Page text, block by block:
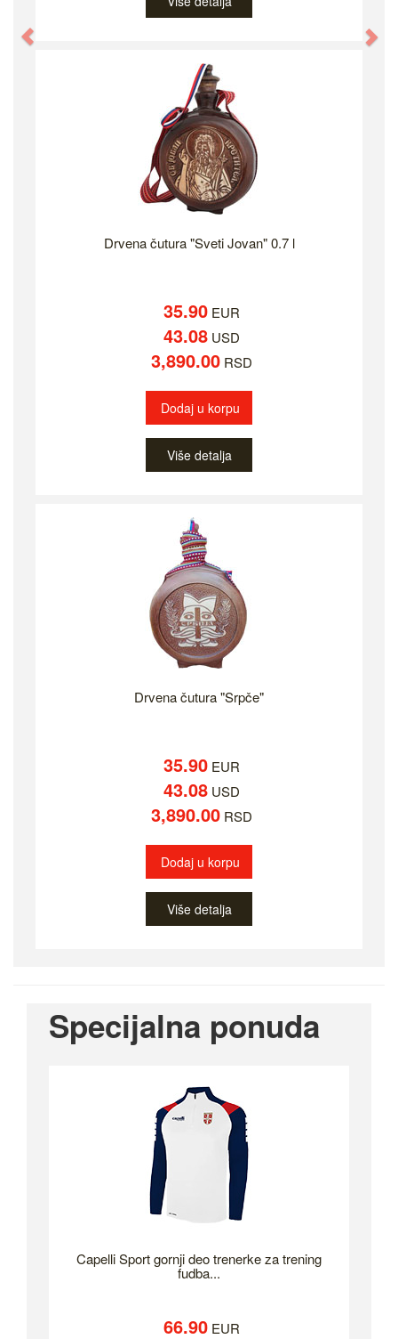
Drvena čutura "Sveti Jovan" 0.7 l
35.90EUR
43.08USD
3,890.00RSD
Dodaj u korpu
Više detalja
Drvena čutura "Srpče"
35.90EUR
43.08USD
3,890.00RSD
Dodaj u korpu
Više detalja
Specijalna ponuda
Capelli Sport gornji deo trenerke za trening
fudba...
66.90EUR